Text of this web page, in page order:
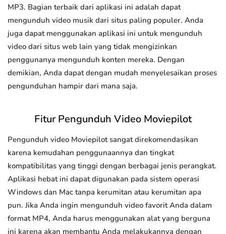
MP3. Bagian terbaik dari aplikasi ini adalah dapat
mengunduh video musik dari situs paling populer. Anda
juga dapat menggunakan aplikasi ini untuk mengunduh
video dari situs web lain yang tidak mengizinkan
penggunanya mengunduh konten mereka. Dengan
demikian, Anda dapat dengan mudah menyelesaikan proses
pengunduhan hampir dari mana saja.
Fitur Pengunduh Video Moviepilot
Pengunduh video Moviepilot sangat direkomendasikan
karena kemudahan penggunaannya dan tingkat
kompatibilitas yang tinggi dengan berbagai jenis perangkat.
Aplikasi hebat ini dapat digunakan pada sistem operasi
Windows dan Mac tanpa kerumitan atau kerumitan apa
pun. Jika Anda ingin mengunduh video favorit Anda dalam
format MP4, Anda harus menggunakan alat yang berguna
ini karena akan membantu Anda melakukannya dengan